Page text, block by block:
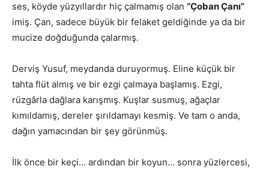
ses, köyde yüzyıllardır hiç çalmamış olan “Çoban Çanı”
imiş. Çan, sadece büyük bir felaket geldiğinde ya da bir
mucize doğduğunda çalarmış.
Derviş Yusuf, meydanda duruyormuş. Eline küçük bir
tahta flüt almış ve bir ezgi çalmaya başlamış. Ezgi,
rüzgârla dağlara karışmış. Kuşlar susmuş, ağaçlar
kımıldamış, dereler şırıldamayı kesmiş. Ve tam o anda,
dağın yamacından bir şey görünmüş.
İlk önce bir keçi… ardından bir koyun… sonra yüzlercesi,